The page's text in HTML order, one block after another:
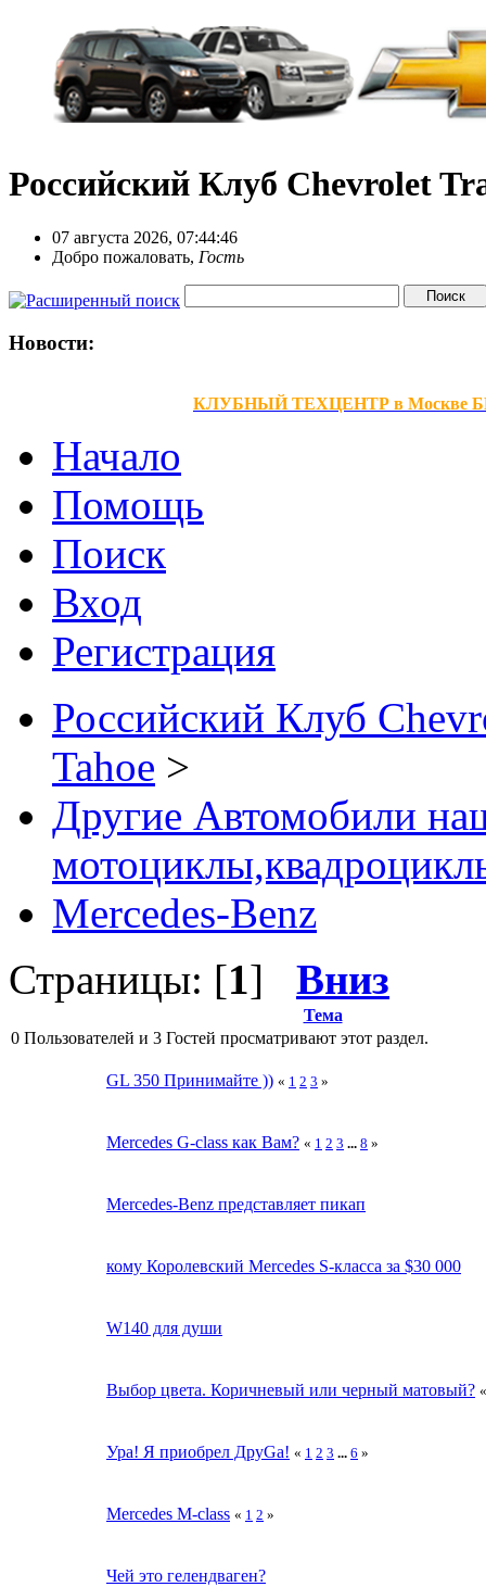
Российский Клуб Chevrolet
07 августа 2026, 07:44:46
Добро пожаловать, Гость
Новости:
КЛУБНЫЙ ТЕХЦЕНТР в Москве
Начало
Помощь
Поиск
Вход
Регистрация
Российский Клуб
Tahoe >
Другие Автомобили
Mercedes-Benz
Страницы: [1] Вниз
Тема
0 Пользователей и 3 Гостей просматривают этот раздел.
GL 350 Принимайте )) « 1 2 3 »
Mercedes G-class как Вам? « 1 2 3 ... 8 »
Mercedes-Benz представляет пикап
кому Королевский Mercedes S-класса за $30 000
W140 для души
Выбор цвета. Коричневый или черный матовый?
Ура! Я приобрел ДруGа! « 1 2 3 ... 6 »
Mercedes M-class « 1 2 »
Чей это гелендваген?